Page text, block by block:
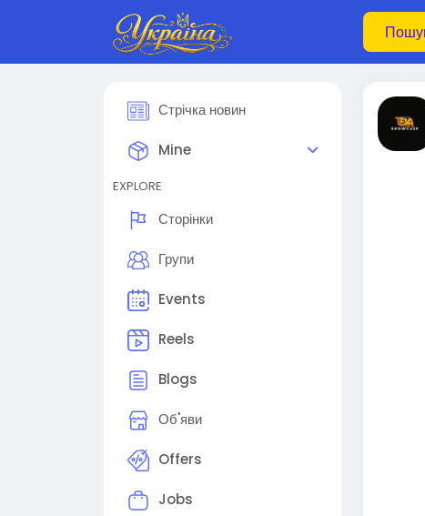
Стрічка новин
Mine
EXPLORE
Сторінки
Групи
Events
Reels
Blogs
Об'яви
Offers
Jobs